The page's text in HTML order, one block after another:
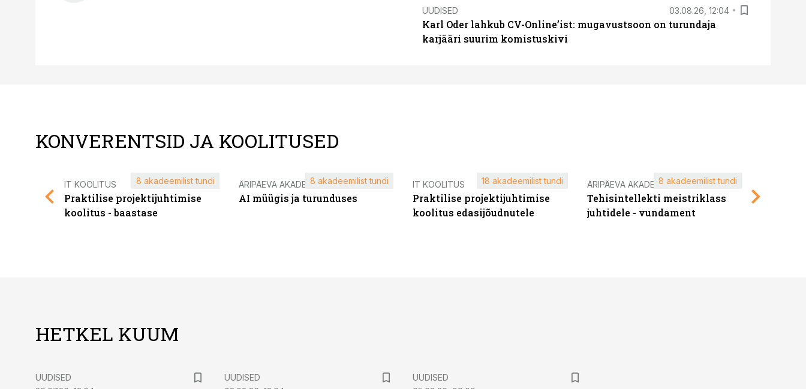
UUDISED 03.08.26, 12:04
Karl Oder lahkub CV-Online’ist: mugavustsoon on turundaja
karjääri suurim komistuskivi
KONVERENTSID JA KOOLITUSED
IT KOOLITUS
Praktilise projektijuhtimise
koolitus - baastase
8 akadeemilist tundi ÄRIPÄEVA AKADEEMIA
AI müügis ja turunduses
8 akadeemilist tundi IT KOOLITUS
Praktilise projektijuhtimise
koolitus edasijõudnutele
18 akadeemilist tundi ÄRIPÄEVA AKADEEMIA
Tehisintellekti meistriklass
juhtidele - vundament
8 akadeemilist tundi
HETKEL KUUM
UUDISED
UUDISED
UUDISED